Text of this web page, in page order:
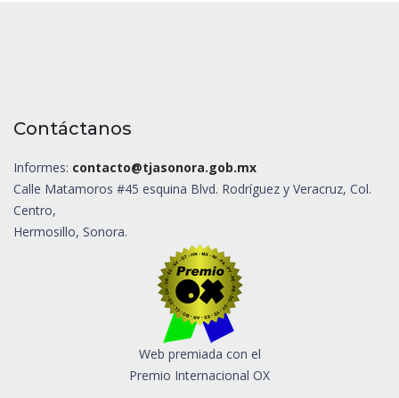
Contáctanos
Informes: contacto@tjasonora.gob.mx
Calle Matamoros #45 esquina Blvd. Rodríguez y Veracruz, Col.
Centro,
Hermosillo, Sonora.
Web premiada con el
Premio Internacional OX